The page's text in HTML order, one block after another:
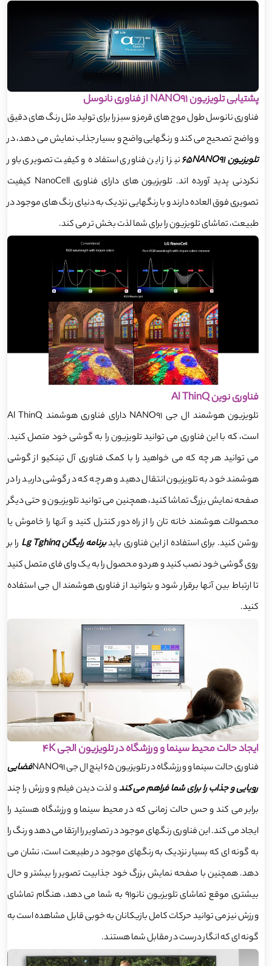
پشتیابی تلویزیون NANO91 از فناوری نانوسل
فناوری نانوسل طول موج های قرمز و سبز را برای تولید مثل رنگ های دقیق
و واضح تصحیح می کند و رنگهایی واضح و بسیار جذاب نمایش می دهد، در
تلویزیون 65NANO91
نیز از این فناوری استفاده و کیفیت تصویری باور
نکردنی پدید آورده اند. تلویزیون های دارای فناوری NanoCell کیفیت
تصویری فوق العاده دارند و با رنگهایی نزدیک به دنیای رنگ های موجود در
طبیعت، تماشای تلویزیون را برای شما لذت بخش تر می کند.
فناوری نوین Al ThinQ
تلویزیون هوشمند ال جی NANO91 دارای فناوری هوشمند Al ThinQ
است، که با این فناوری می توانید تلویزیون را به گوشی خود متصل کنید.
می توانید هر چه که می خواهید را با کمک فناوری آل تینکیو از گوشی
هوشمند خود به تلویزیون انتقال دهید و هر چه که در گوشی دارید را در
صفحه نمایش بزرگ تماشا کنید، همچنین می توانید تلویزیون و حتی دیگر
محصولات هوشمند خانه تان را از راه دور کنترل کنید و آنها را خاموش یا
روشن کنید. برای استفاده از این فناوری بایدبرنامه رایگان Lg Tghinq
را بر
روی گوشی خود نصب کنید و هر دو محصول را به یک وای فای متصل کنید
تا ارتباط بین آنها برقرار شود و بتوانید از فناوری هوشمند ال جی استفاده
کنید.
ایجاد حالت محیط سینما و ورزشگاه در تلویزیون الجی 4K
فناوری حالت سینما و ورزشگاه در تلویزیون 65 اینچ ال جی NANO91
فضایی
رویایی و جذاب را برای شما فراهم می کندو لذت دیدن فیلم و ورزش را چند
برابر می کند و حس حالت زمانی که در محیط سینما و ورزشگاه هستید را
ایجاد می کند. این فناوری رنگهای موجود در تصاویر را ارتقا می دهد و رنگ را
به گونه ای که بسیار نزدیک به رنگهای موجود در طبیعت است، نشان می
دهد. همچنین با صفحه نمایش بزرگ خود جذابیت تصویر را بیشتر و حال
بیشتری موقع تماشای تلویزیون نانو91 به شما می دهد، هنگام تماشای
ورزش نیز می توانید حرکات کامل بازیکانان به خوبی قابل مشاهده است به
گونه ای که انگار درست در مقابل شما هستند.